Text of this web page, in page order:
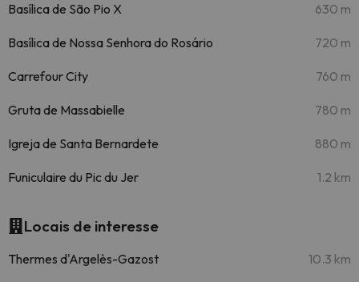
Basílica de São Pio X 630 m
Basílica de Nossa Senhora do Rosário 720 m
Carrefour City 760 m
Gruta de Massabielle 780 m
Igreja de Santa Bernardete 880 m
Funiculaire du Pic du Jer 1.2 km
Locais de interesse
Thermes d'Argelès-Gazost 10.3 km